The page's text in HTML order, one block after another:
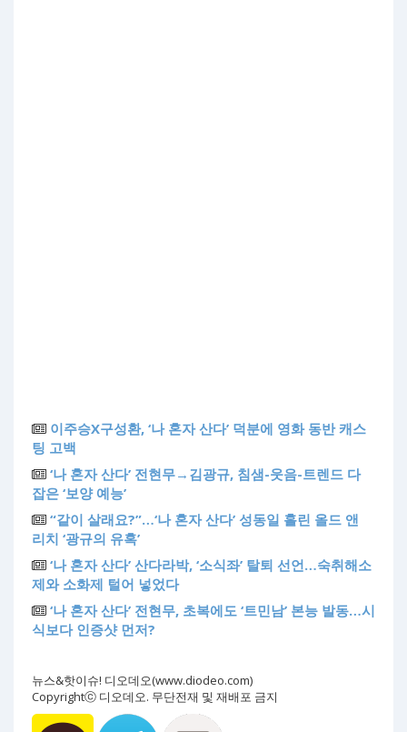
이주승X구성환, ‘나 혼자 산다’ 덕분에 영화 동반 캐스
팅 고백
‘나 혼자 산다’ 전현무→김광규, 침샘-웃음-트렌드 다
잡은 ‘보양 예능’
“같이 살래요?”…‘나 혼자 산다’ 성동일 홀린 올드 앤
리치 ‘광규의 유혹’
‘나 혼자 산다’ 산다라박, ‘소식좌’ 탈퇴 선언…숙취해소
제와 소화제 털어 넣었다
‘나 혼자 산다’ 전현무, 초복에도 ‘트민남’ 본능 발동…시
식보다 인증샷 먼저?
뉴스&핫이슈! 디오데오(www.diodeo.com)
Copyrightⓒ 디오데오. 무단전재 및 재배포 금지